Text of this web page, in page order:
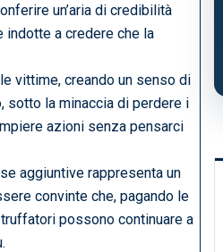
un’aria di credibilità
a credere che la
vittime, creando un senso di
sotto la minaccia di perdere i
azioni senza pensarci
aggiuntive rappresenta un
convinte che, pagando le
possono continuare a